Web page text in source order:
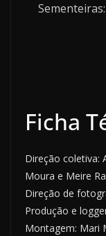
Ficha
Direção coletiva:
Moura e Meire
Direção de
Produção e
Montagem: Mari